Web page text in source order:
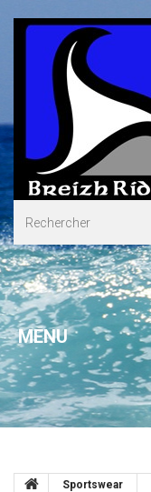
MENU
Sportswear